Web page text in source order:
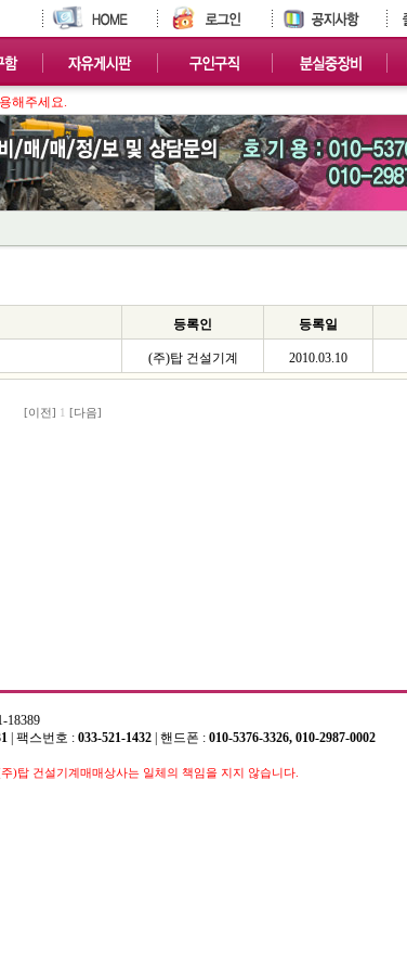
해주세요.
등록인 등록일
(주)탑 건설기계 2010.03.10
[이전] 1 [다음]
18389
| 팩스번호 : 033-521-1432 | 핸드폰 : 010-5376-3326, 010-2987-0002
)탑 건설기계매매상사는 일체의 책임을 지지 않습니다.